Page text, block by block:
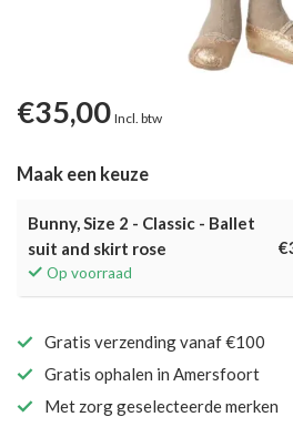
€35,00 Incl. btw
Maak een keuze
Bunny, Size 2 - Classic - Ballet
suit and skirt rose
Op voorraad
Gratis verzending vanaf €100
Gratis ophalen in Amersfoort
Met zorg geselecteerde merken